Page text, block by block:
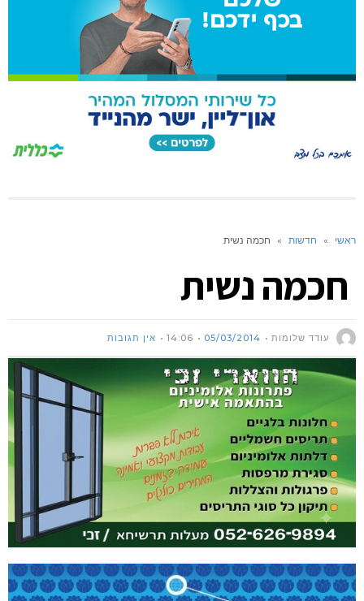
ראשי » חדשות » חכמה נשית
חכמה נשית
עודד שלומות 05/03/2014
14:06 אין תגובות